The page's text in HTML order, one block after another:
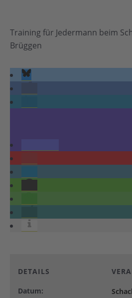
Training für Jedermann beim
Brüggen
DETAILS
Datum: